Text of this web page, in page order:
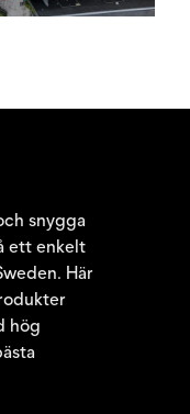
snygga
ett enkelt
Här
hög